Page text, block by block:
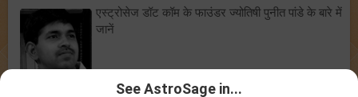
एस्ट्रोसेज डॉट कॉम के फाउंडर ज्योतिषी पुनीत पांडे के बारे में
जानें
See AstroSage in...